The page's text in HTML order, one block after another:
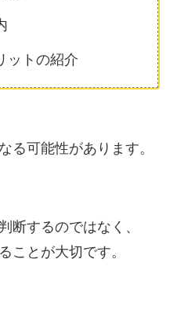
ットの紹介
る可能性があります。
断するのではなく、
ことが大切です。